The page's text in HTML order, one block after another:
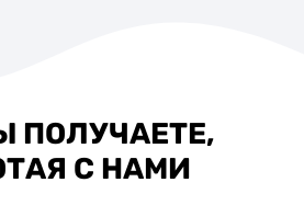
ПОЛУЧАЕТЕ,
С НАМИ